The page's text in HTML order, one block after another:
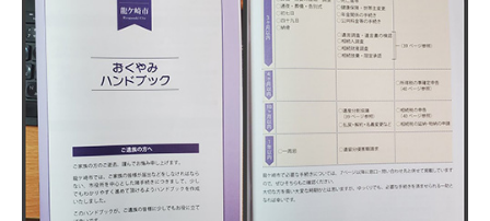
企業ITのトレンドを詳説
経営リーダーのコミュニティ
マーケ×ITの今がよく分かる